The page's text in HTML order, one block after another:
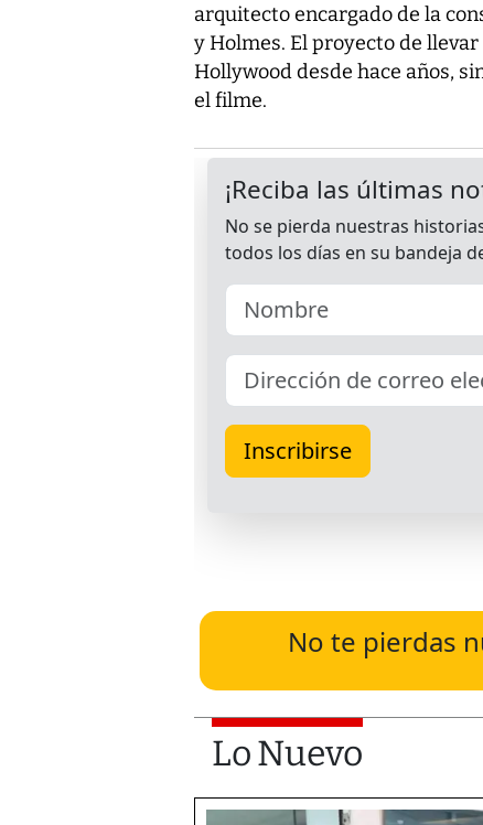
arquitecto encargado de la
y Holmes. El proyecto de
Hollywood desde hace años,
el filme.
No te pierdas
Lo Nuevo